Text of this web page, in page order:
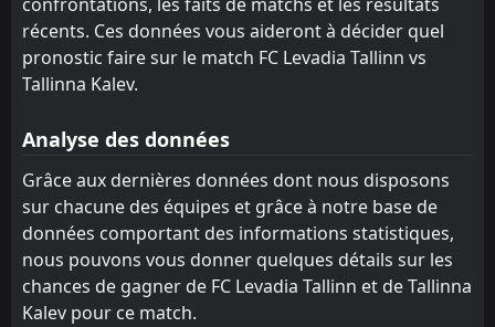
16:30
17Sep
Tallinna Kalev
Paide
3
L
FT
14:00
30
Tallinna Kalev
Flora Tallinn
4
L
10 Trans Narva 10 4 0 6
9 Kuressaare
9 Kuressaare 11 2 1 8
10 Trans Narva
récents. Ces données vous aideront à décider quel
pronostic faire sur le match FC Levadia Tallinn vs
Tallinna Kalev.
Analyse des données
Grâce aux dernières données dont nous disposons
sur chacune des équipes et grâce à notre base de
données comportant des informations statistiques,
nous pouvons vous donner quelques détails sur les
chances de gagner de FC Levadia Tallinn et de Tallinna
Kalev pour ce match.